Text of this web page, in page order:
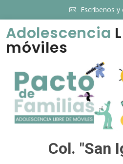
Escríbenos
Adolescencia
móviles
Col. "San